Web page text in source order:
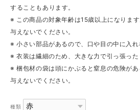
することもあります。
※ この商品の対象年齢は15歳以上になりま
与えないでください。
※ 小さい部品があるので、口や目の中に入れ
※ 衣装は繊細のため、大きな力で引っ張った
※ 梱包材の袋は頭にかぶると窒息の危険が
与えないでください。
種類